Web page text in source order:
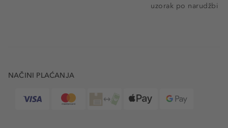
uzorak po narudžbi
NAČINI PLAĆANJA